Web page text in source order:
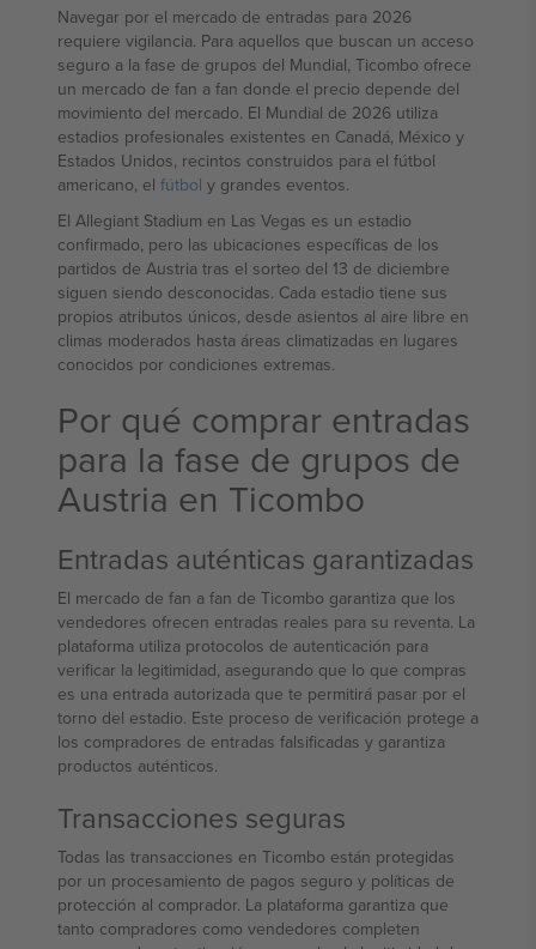
Navegar por el mercado de entradas para 2026
requiere vigilancia. Para aquellos que buscan un acceso
seguro a la fase de grupos del Mundial, Ticombo ofrece
un mercado de fan a fan donde el precio depende del
movimiento del mercado. El Mundial de 2026 utiliza
estadios profesionales existentes en Canadá, México y
Estados Unidos, recintos construidos para el fútbol
americano, el fútbol y grandes eventos.
El Allegiant Stadium en Las Vegas es un estadio
confirmado, pero las ubicaciones específicas de los
partidos de Austria tras el sorteo del 13 de diciembre
siguen siendo desconocidas. Cada estadio tiene sus
propios atributos únicos, desde asientos al aire libre en
climas moderados hasta áreas climatizadas en lugares
conocidos por condiciones extremas.
Por qué comprar entradas
para la fase de grupos de
Austria en Ticombo
Entradas auténticas garantizadas
El mercado de fan a fan de Ticombo garantiza que los
vendedores ofrecen entradas reales para su reventa. La
plataforma utiliza protocolos de autenticación para
verificar la legitimidad, asegurando que lo que compras
es una entrada autorizada que te permitirá pasar por el
torno del estadio. Este proceso de verificación protege a
los compradores de entradas falsificadas y garantiza
productos auténticos.
Transacciones seguras
Todas las transacciones en Ticombo están protegidas
por un procesamiento de pagos seguro y políticas de
protección al comprador. La plataforma garantiza que
tanto compradores como vendedores completen